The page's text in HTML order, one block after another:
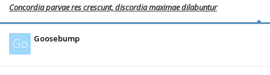
Concordia parvae res crescunt, discordia maximae dilabuntur
Go Goosebump